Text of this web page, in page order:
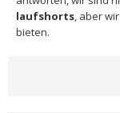
laufshorts, aber
bieten.